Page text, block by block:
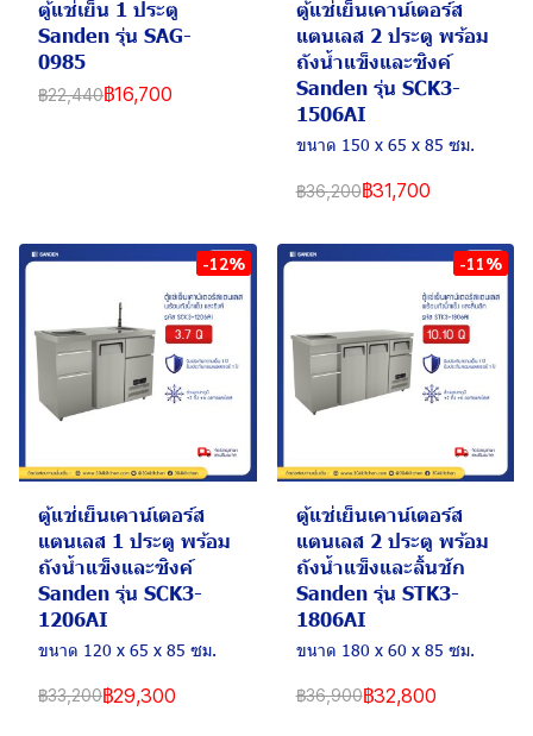
ตู้แช่เย็น 1 ประตู
Sanden รุ่น SAG-
0985
฿22,440฿16,700
ตู้แช่เย็นเคาน์เตอร์ส
แตนเลส 2 ประตู พร้อม
ถังน้ำแข็งและซิงค์
Sanden รุ่น SCK3-
1506AI
ขนาด 150 x 65 x 85 ซม.
฿36,200฿31,700
-12%
ตู้แช่เย็นเคาน์เตอร์ส
แตนเลส 1 ประตู พร้อม
ถังน้ำแข็งและซิงค์
Sanden รุ่น SCK3-
1206AI
ขนาด 120 x 65 x 85 ซม.
฿33,200฿29,300
-11%
ตู้แช่เย็นเคาน์เตอร์ส
แตนเลส 2 ประตู พร้อม
ถังน้ำแข็งและลิ้นชัก
Sanden รุ่น STK3-
1806AI
ขนาด 180 x 60 x 85 ซม.
฿36,900฿32,800